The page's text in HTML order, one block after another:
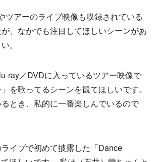
ツアーのライブ映像も収録されている
、なかでも注目してほしいシーンがあ
。
ray／DVDに入っているツアー映像で
を歌ってるシーンを観てほしいです。
とき、私的に一番楽しんでいるので
イブで初めて披露した「Dance